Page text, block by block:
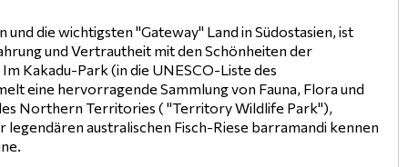
die wichtigsten "Gateway" Land in Südostasien, ist
und Vertrautheit mit den Schönheiten der
Kakadu-Park (in die UNESCO-Liste des
eine hervorragende Sammlung von Fauna, Flora und
Northern Territories ( "Territory Wildlife Park"),
australischen Fisch-Riese barramandi kennen